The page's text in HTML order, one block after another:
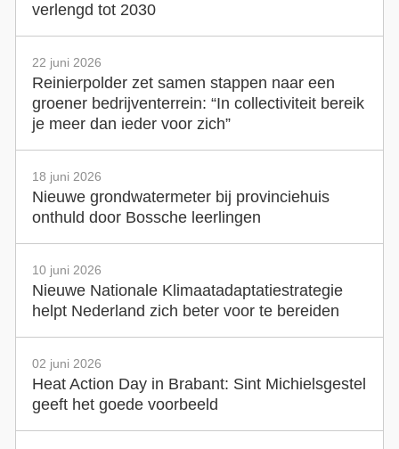
verlengd tot 2030
22 juni 2026
Reinierpolder zet samen stappen naar een
groener bedrijventerrein: “In collectiviteit bereik
je meer dan ieder voor zich”
18 juni 2026
Nieuwe grondwatermeter bij provinciehuis
onthuld door Bossche leerlingen
10 juni 2026
Nieuwe Nationale Klimaatadaptatiestrategie
helpt Nederland zich beter voor te bereiden
02 juni 2026
Heat Action Day in Brabant: Sint Michielsgestel
geeft het goede voorbeeld